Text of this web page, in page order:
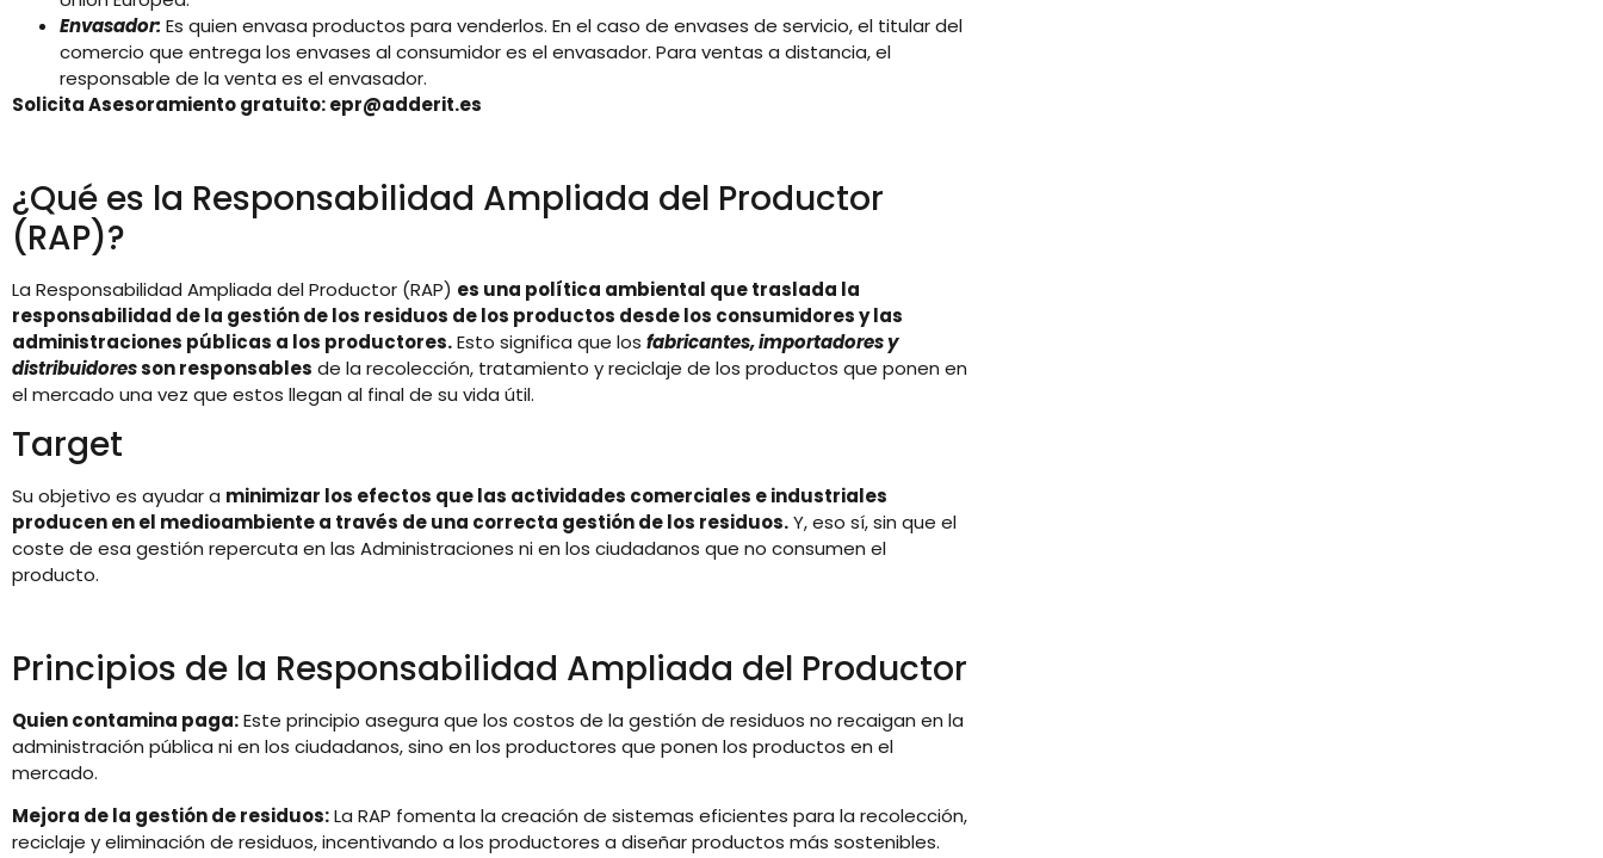
Envasador: Es quien envasa productos para venderlos. En el caso de envases de servicio, el titular del
comercio que entrega los envases al consumidor es el envasador. Para ventas a distancia, el
responsable de la venta es el envasador.
Solicita Asesoramiento gratuito: epr@adderit.es
¿Qué es la Responsabilidad Ampliada del Productor
(RAP)?
La Responsabilidad Ampliada del Productor (RAP) es una política ambiental que traslada la
responsabilidad de la gestión de los residuos de los productos desde los consumidores y las
administraciones públicas a los productores.Esto significa que los fabricantes, importadores y
distribuidoresson responsables de la recolección, tratamiento y reciclaje de los productos que ponen en
el mercado una vez que estos llegan al final de su vida útil.
Target
Su objetivo es ayudar a minimizar los efectos que las actividades comerciales e industriales
producen en el medioambiente a través de una correcta gestión de los residuos.Y, eso sí, sin que el
coste de esa gestión repercuta en las Administraciones ni en los ciudadanos que no consumen el
producto.
Principios de la Responsabilidad Ampliada del Productor
Quien contamina paga:Este principio asegura que los costos de la gestión de residuos no recaigan en la
administración pública ni en los ciudadanos, sino en los productores que ponen los productos en el
mercado.
Mejora de la gestión de residuos:La RAP fomenta la creación de sistemas eficientes para la recolección,
reciclaje y eliminación de residuos, incentivando a los productores a diseñar productos más sostenibles.